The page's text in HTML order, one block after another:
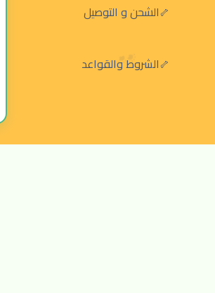
الشحن و التوصيل
الشروط والقواعد